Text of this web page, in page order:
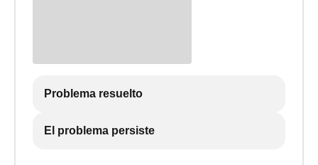
Problema resuelto
El problema persiste